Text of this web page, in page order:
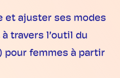
et ajuster ses modes
travers l’outil du
pour femmes à partir